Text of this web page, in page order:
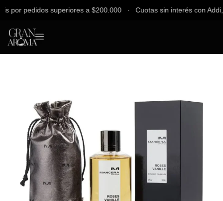
pedidos superiores a $200.000 ∙ Cuotas sin interés con Addi,